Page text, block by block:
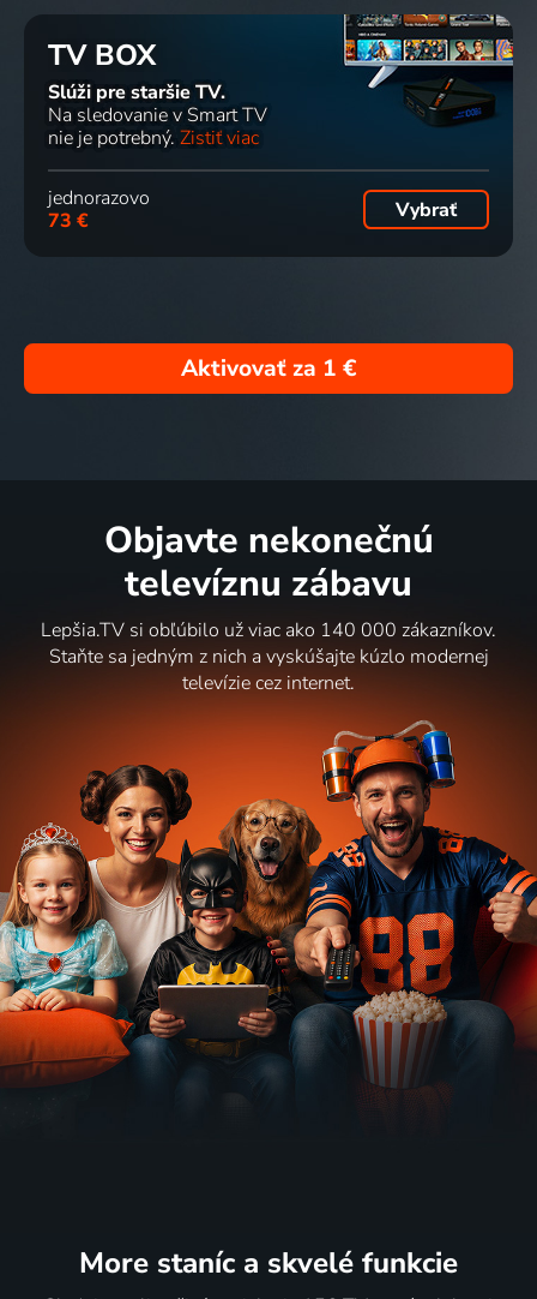
TV BOX
Slúži pre staršie TV.
Na sledovanie v Smart TV
nie je potrebný. Zistiť viac
jednorazovo
73 €
Vybrať
Aktivovať za 1 €
Objavte nekonečnú
televíznu zábavu
Lepšia.TV si obľúbilo už viac ako 140 000 zákazníkov.
Staňte sa jedným z nich a vyskúšajte kúzlo modernej
televízie cez internet.
More staníc a skvelé funkcie